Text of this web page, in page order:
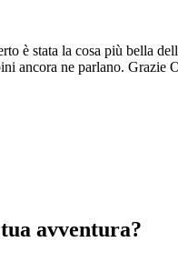
è stata la cosa più bella
ancora ne parlano. Grazie
avventura?